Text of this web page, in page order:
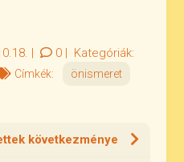
| 0| Kategóriák:
Címkék: önismeret
következménye